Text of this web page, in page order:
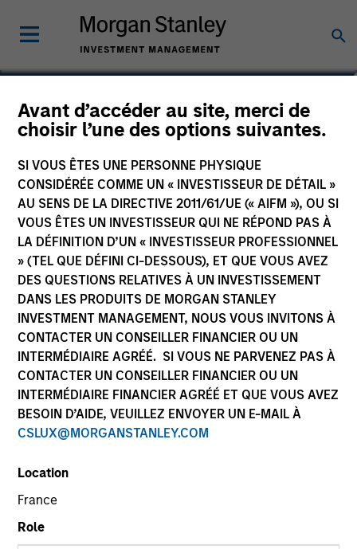
Avant d’accéder au site, merci de
choisir l’une des options suivantes.
SI VOUS ÊTES UNE PERSONNE PHYSIQUE
CONSIDÉRÉE COMME UN « INVESTISSEUR DE DÉTAIL »
AU SENS DE LA DIRECTIVE 2011/61/UE (« AIFM »), OU SI
VOUS ÊTES UN INVESTISSEUR QUI NE RÉPOND PAS À
LA DÉFINITION D’UN « INVESTISSEUR PROFESSIONNEL
» (TEL QUE DÉFINI CI-DESSOUS), ET QUE VOUS AVEZ
DES QUESTIONS RELATIVES À UN INVESTISSEMENT
DANS LES PRODUITS DE MORGAN STANLEY
INVESTMENT MANAGEMENT, NOUS VOUS INVITONS À
CONTACTER UN CONSEILLER FINANCIER OU UN
INTERMÉDIAIRE AGRÉÉ. SI VOUS NE PARVENEZ PAS À
CONTACTER UN CONSEILLER FINANCIER OU UN
INTERMÉDIAIRE FINANCIER AGRÉÉ ET QUE VOUS AVEZ
BESOIN D’AIDE, VEUILLEZ ENVOYER UN E-MAIL À
CSLUX@MORGANSTANLEY.COM
Location
France
Role
Steven Reece, CFA
Vice President